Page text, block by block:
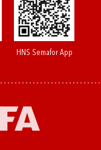
HNS Semafor App